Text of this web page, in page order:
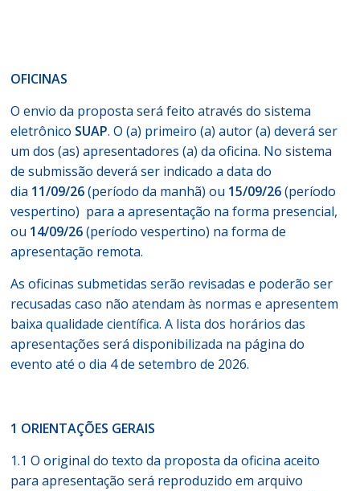
OFICINAS
O envio da proposta será feito através do sistema
eletrônico SUAP. O (a) primeiro (a) autor (a) deverá ser
um dos (as) apresentadores (a) da oficina. No sistema
de submissão deverá ser indicado a data do
dia 11/09/26 (período da manhã) ou 15/09/26 (período
vespertino) para a apresentação na forma presencial,
ou 14/09/26 (período vespertino) na forma de
apresentação remota.
As oficinas submetidas serão revisadas e poderão ser
recusadas caso não atendam às normas e apresentem
baixa qualidade científica. A lista dos horários das
apresentações será disponibilizada na página do
evento até o dia 4de setembro de 2026.
1 ORIENTAÇÕES GERAIS
1.1 O original do texto da proposta da oficina aceito
para apresentação será reproduzido em arquivo